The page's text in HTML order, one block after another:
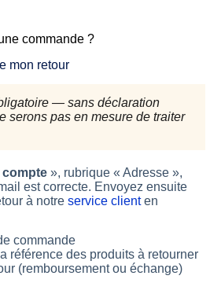
commande ?
mon retour
— sans déclaration
serons pas en mesure de traiter
compte», rubrique « Adresse »,
est correcte. Envoyez ensuite
à notre service clienten
commande
référence des produits à retourner
(remboursement ou échange)